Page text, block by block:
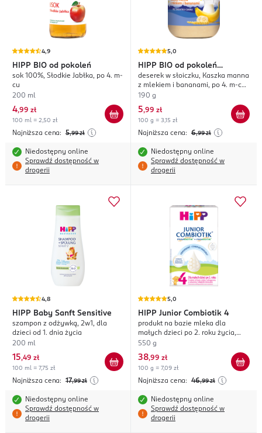
4,9
HIPP BIO od pokoleń
sok 100%, Słodkie Jabłka, po 4. m-
cu
200 ml
4,99 zł
100 ml = 2,50 zł
Najniższa cena: 5,99 zł
Niedostępny online
Sprawdź dostępność w
drogerii
5,0
HIPP BIO od pokoleń
Przysmak na dobranoc
deserek w słoiczku, Kaszka manna
z mlekiem i bananami, po 4. m-cu
życia
190 g
5,99 zł
100 g = 3,15 zł
Najniższa cena: 6,99 zł
Niedostępny online
Sprawdź dostępność w
drogerii
4,8
HIPP Baby Sanft Sensitive
szampon z odżywką, 2w1, dla
dzieci od 1. dnia życia
200 ml
15,49 zł
100 ml = 7,75 zł
Najniższa cena: 17,99 zł
Niedostępny online
Sprawdź dostępność w
drogerii
5,0
HIPP Junior Combiotik 4
produkt na bazie mleka dla
małych dzieci po 2. roku życia,
wzbogacony w witaminy i
550 g
38,99 zł
100 g = 7,09 zł
Najniższa cena: 46,99 zł
Niedostępny online
Sprawdź dostępność w
drogerii